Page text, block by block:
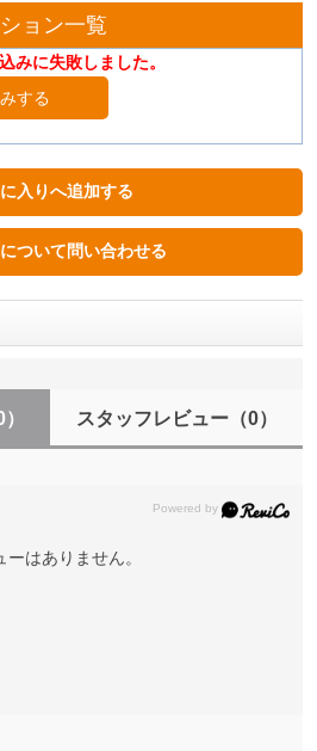
ョン一覧
みに失敗しました。
する
スタッフレビュー（0）
ーはありません。